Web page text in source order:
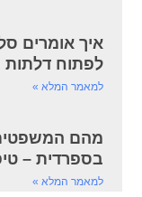
איך אומרים
לפתוח
למאמר המלא »
מהם
בספרדית –
למאמר המלא »